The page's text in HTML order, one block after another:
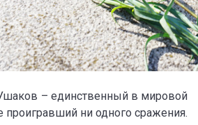
– единственный в мировой
проигравший ни одного сражения.